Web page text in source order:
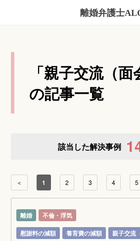
離婚弁護士
「親子交流（面
の記事一覧
該当した解決事例
＜ 1 2 3 4 5
離婚
不倫・浮気
慰謝料の減額
養育費の減額 親子交流